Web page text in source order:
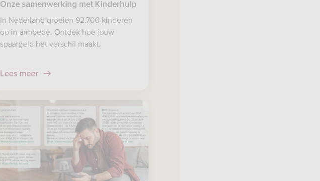
Onze samenwerking met Kinderhulp
In Nederland groeien 92.700 kinderen
op in armoede. Ontdek hoe jouw
spaargeld het verschil maakt.
Lees meer